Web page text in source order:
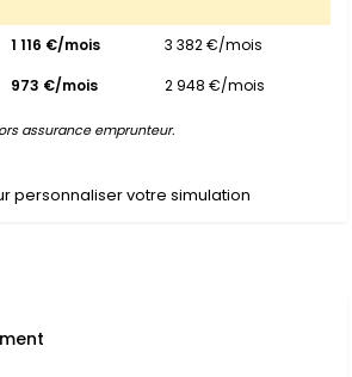
1 116 €/mois
3 382 €/mois
973 €/mois 2 948 €/mois
assurance emprunteur.
personnaliser votre simulation